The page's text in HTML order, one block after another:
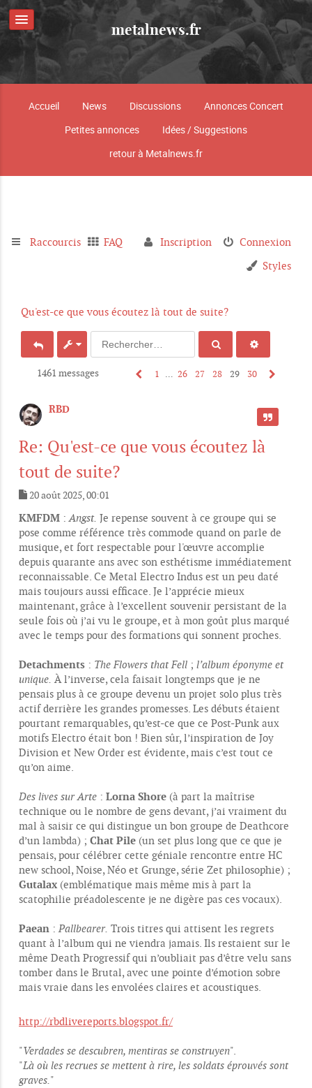
metalnews.fr
Accueil News Discussions
Annonces Concert
Petites annonces
Idées / Suggestions
retour à Metalnews.fr
Raccourcis FAQ Connexion
Inscription
Styles
Qu'est-ce que vous écoutez là tout de suite?
1461 messages 1 … 26 27 28 29 30
RBD
Re: Qu'est-ce que vous écoutez là
tout de suite?
CITER
e
s
a
g
20 août 2025, 00:01
KMFDM : Angst. Je repense souvent à ce groupe qui se
pose comme référence très commode quand on parle de
musique, et fort respectable pour l'œuvre accomplie
depuis quarante ans avec son esthétisme immédiatement
reconnaissable. Ce Metal Electro Indus est un peu daté
mais toujours aussi efficace. Je l’apprécie mieux
maintenant, grâce à l’excellent souvenir persistant de la
seule fois où j’ai vu le groupe, et à mon goût plus marqué
avec le temps pour des formations qui sonnent proches.
Detachments : The Flowers that Fell ; l’album éponyme et
unique. À l’inverse, cela faisait longtemps que je ne
pensais plus à ce groupe devenu un projet solo plus très
actif derrière les grandes promesses. Les débuts étaient
pourtant remarquables, qu’est-ce que ce Post-Punk aux
motifs Electro était bon ! Bien sûr, l’inspiration de Joy
Division et New Order est évidente, mais c’est tout ce
qu’on aime.
Des lives sur Arte : Lorna Shore (à part la maîtrise
technique ou le nombre de gens devant, j’ai vraiment du
mal à saisir ce qui distingue un bon groupe de Deathcore
d’un lambda) ; Chat Pile (un set plus long que ce que je
pensais, pour célébrer cette géniale rencontre entre HC
new school, Noise, Néo et Grunge, série Zet philosophie) ;
Gutalax (emblématique mais même mis à part la
scatophilie préadolescente je ne digère pas ces vocaux).
Paean : Pallbearer. Trois titres qui attisent les regrets
quant à l’album qui ne viendra jamais. Ils restaient sur le
même Death Progressif qui n’oubliait pas d’être velu sans
tomber dans le Brutal, avec une pointe d’émotion sobre
mais vraie dans les envolées claires et acoustiques.
http://rbdlivereports.blogspot.fr/
"Verdades se descubren, mentiras se construyen".
"Là où les recrues se mettent à rire, les soldats éprouvés sont
graves. "